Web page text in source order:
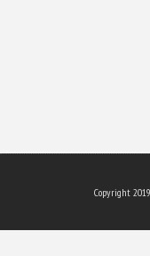
Copyright 2019